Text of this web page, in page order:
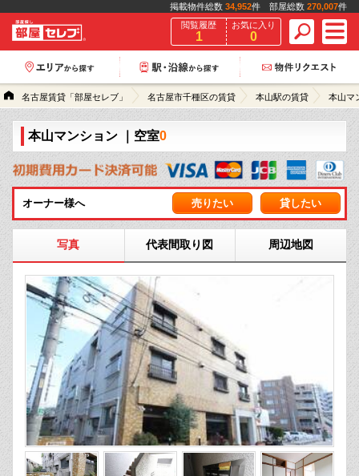
掲載物件総数 34,952件 部屋総数 270,007件
閲覧履歴
1
お気に入り
0
名古屋賃貸「部屋セレブ」 名古屋市千種区の賃貸 本山駅の賃貸 本山マ
本山マンション ｜空室0
オーナー様へ 売りたい 貸したい
写真 代表間取り図 周辺地図